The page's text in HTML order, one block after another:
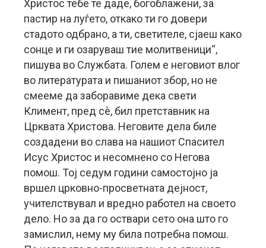
Христос тебе те даде, богоблажени, за
пастир на луѓето, откако ти го довери
стадото одбрано, а ти, светителе, сјаеш како
сонце и ги озаруваш тие молитвеници“,
пишува во Службата. Голем е неговиот влог
во литературата и пишаниот збор, но не
смееме да заборавиме дека свети
Климент, пред сè, бил претставник на
Црквата Христова. Неговите дела биле
создадени во слава на нашиот Спасител
Исус Христос и несомнено со Негова
помош. Тој седум години самостојно ја
вршел црковно-просветната дејност,
учителствувал и вредно работел на своето
дело. Но за да го оствари сето она што го
замислил, нему му била потребна помош.